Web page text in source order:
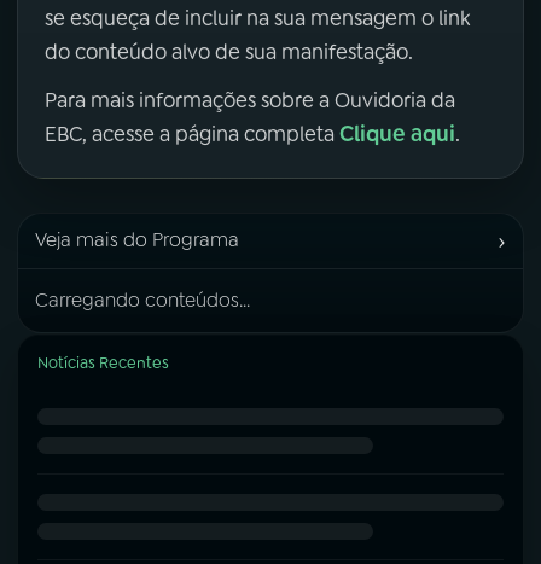
se esqueça de incluir na sua mensagem o link
do conteúdo alvo de sua manifestação.
Para mais informações sobre a Ouvidoria da
EBC, acesse a página completa Clique aqui.
Veja mais do Programa ›
Carregando conteúdos...
Notícias Recentes